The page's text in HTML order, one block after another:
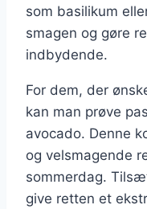
som basilikum
smagen og gøre
indbydende.
For dem, der
kan man prøve
avocado. Denne
og velsmagende
sommerdag.
give retten et